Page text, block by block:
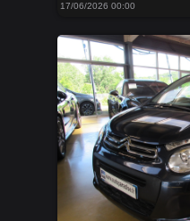
17/06/2026 00:00